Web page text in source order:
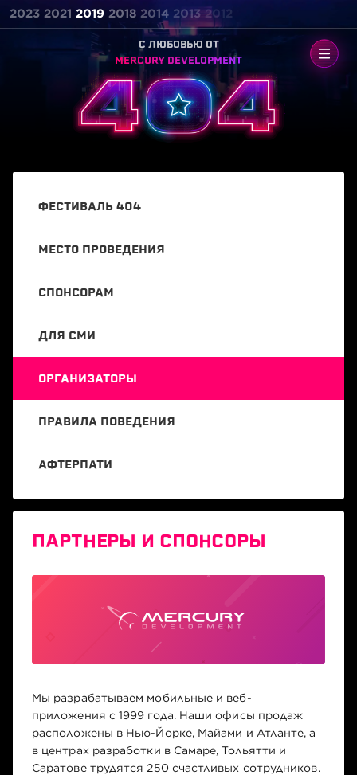
2023 2021 2019 2018 2014 2013 2012
C ЛЮБОВЬЮ ОТ
MERCURY DEVELOPMENT
ФЕСТИВАЛЬ 404
МЕСТО ПРОВЕДЕНИЯ
СПОНСОРАМ
ДЛЯ СМИ
ОРГАНИЗАТОРЫ
ПРАВИЛА ПОВЕДЕНИЯ
АФТЕРПАТИ
ПАРТНЕРЫ И СПОНСОРЫ
Мы разрабатываем мобильные и веб-
приложения с 1999 года. Наши офисы продаж
расположены в Нью-Йорке, Майами и Атланте, а
в центрах разработки в Самаре, Тольятти и
Саратове трудятся 250 счастливых сотрудников.